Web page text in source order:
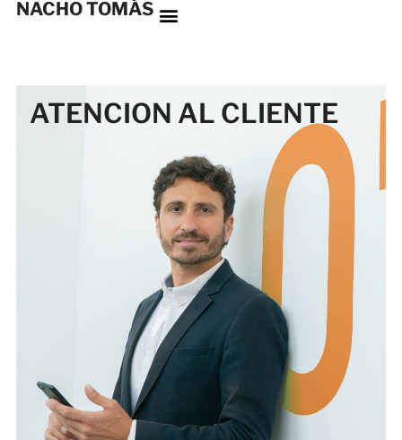
NACHO TOMÁS
ATENCION AL CLIENTE